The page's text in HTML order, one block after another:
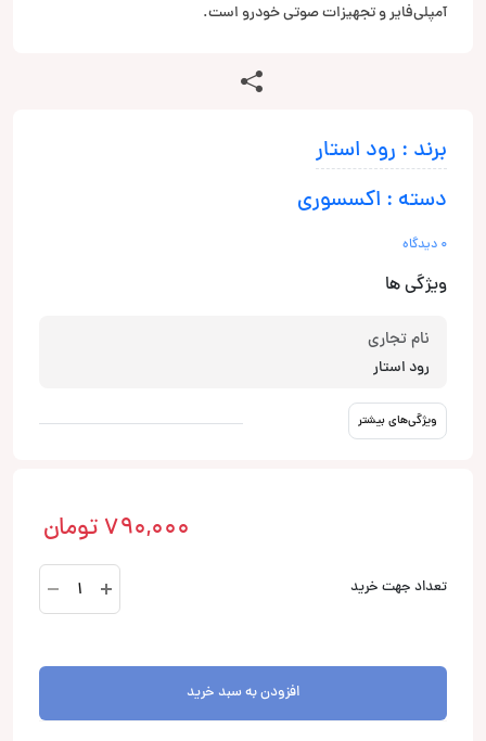
آمپلی‌فایر و تجهیزات صوتی خودرو است.
برند : رود استار
دسته : اکسسوری
0 دیدگاه
ویژگی ها
نام تجاری
رود استار
ویژگی‌های بیشتر
790,000 تومان
تعداد جهت خرید
کابل
RCA
افزودن به سبد خرید